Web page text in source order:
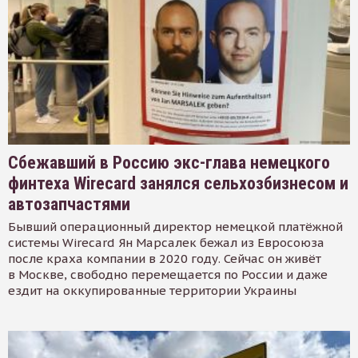
Сбежавший в Россию экс-глава немецкого
финтеха Wirecard занялся сельхозбизнесом и
автозапчастями
Бывший операционный директор немецкой платёжной
системы Wirecard Ян Марсалек бежал из Евросоюза
после краха компании в 2020 году. Сейчас он живёт
в Москве, свободно перемещается по России и даже
ездит на оккупированные территории Украины